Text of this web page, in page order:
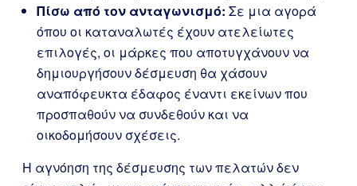
Πίσω από τον ανταγωνισμό: Σε μια αγορά
όπου οι καταναλωτές έχουν ατελείωτες
επιλογές, οι μάρκες που αποτυγχάνουν να
δημιουργήσουν δέσμευση θα χάσουν
αναπόφευκτα έδαφος έναντι εκείνων που
προσπαθούν να συνδεθούν και να
οικοδομήσουν σχέσεις.
Η αγνόηση της δέσμευσης των πελατών δεν